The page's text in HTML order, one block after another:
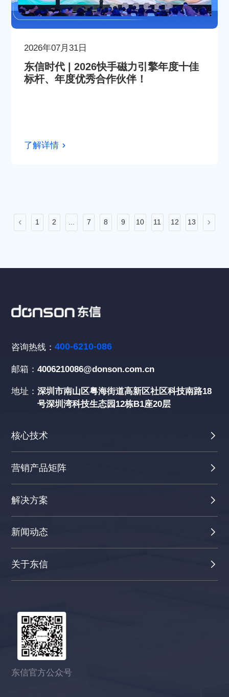
2026年07月31日
东信时代 | 2026快手磁力引擎年度十佳
标杆、年度优秀合作伙伴！
了解详情
1 2 ... 7 8 9 10 11 12 13
咨询热线：400-6210-086
邮箱：4006210086@donson.com.cn
地址：深圳市南山区粤海街道高新区社区科技南路18
号深圳湾科技生态园12栋B1座20层
核心技术
营销产品矩阵
解决方案
新闻动态
关于东信
东信官方公众号